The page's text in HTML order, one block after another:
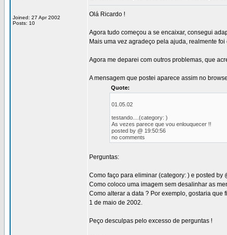
Joined: 27 Apr 2002
Posts: 10
Olá Ricardo !
Agora tudo começou a se encaixar, consegui
Mais uma vez agradeço pela ajuda, realmente
Agora me deparei com outros problemas, que
A mensagem que postei aparece assim no
Quote:
01.05.02
testando....(category: )
As vezes parece que vou enlouquecer !!
posted by @ 19:50:56
no comments
Perguntas:
Como faço para eliminar (category: ) e posted by
Como coloco uma imagem sem desalinhar as
Como alterar a data ? Por exemplo, gostaria que
1 de maio de 2002.
Peço desculpas pelo excesso de perguntas !